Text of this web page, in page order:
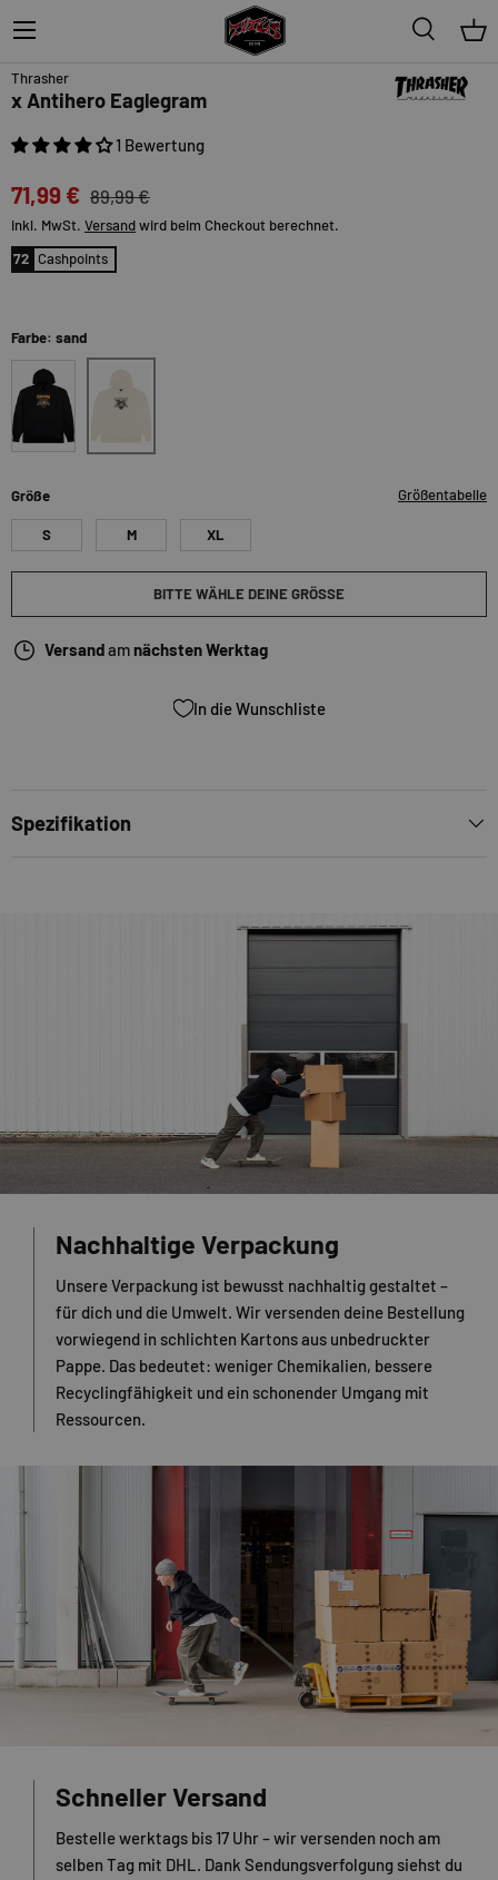
Suche
Menü
20%
Thrasher
x Antihero Eaglegram
1 Bewertung
71,99 € 89,99 €
inkl. MwSt. Versandwird beim Checkout berechnet.
72 Cashpoints
Farbe: sand
Größe Größentabelle
S M XL
BITTE WÄHLE DEINE GRÖSSE
Versandamnächsten Werktag
In die Wunschliste
Spezifikation
Nachhaltige Verpackung
Unsere Verpackung ist bewusst nachhaltig gestaltet –
für dich und die Umwelt. Wir versenden deine Bestellung
vorwiegend in schlichten Kartons aus unbedruckter
Pappe. Das bedeutet: weniger Chemikalien, bessere
Recyclingfähigkeit und ein schonender Umgang mit
Ressourcen.
Schneller Versand
Bestelle werktags bis 17 Uhr – wir versenden noch am
selben Tag mit DHL. Dank Sendungsverfolgung siehst du